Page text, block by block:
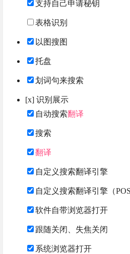
支持自己申请秘钥
表格识别
以图搜图
托盘
划词句来搜索
[x] 识别展示
自动搜索翻译
搜索
翻译
自定义搜索翻译引擎
自定义搜索翻译引擎（
软件自带浏览器打开
跟随关闭、失焦关闭
系统浏览器打开